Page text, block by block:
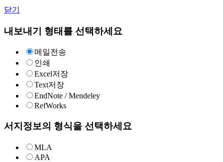
닫기
내보내기 형태를 선택하세요
메일전송
인쇄
Excel저장
Text저장
EndNote / Mendeley
RefWorks
서지정보의 형식을 선택하세요
MLA
APA